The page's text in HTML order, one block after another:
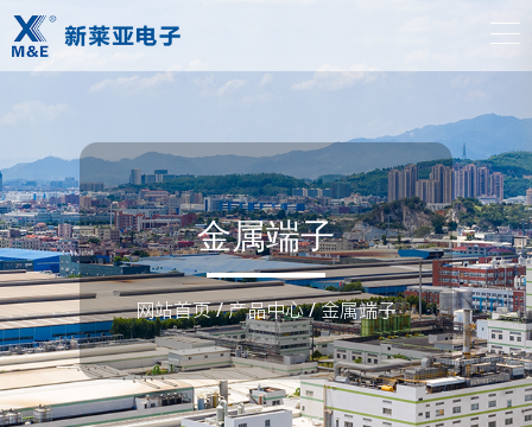
金属端子
网站首页/产品中心/金属端子